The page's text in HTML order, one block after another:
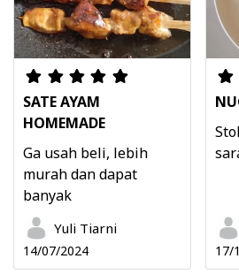
SATE AYAM
HOMEMADE
Ga usah beli, lebih
murah dan dapat
banyak
Yuli Tiarni
14/07/2024 17/